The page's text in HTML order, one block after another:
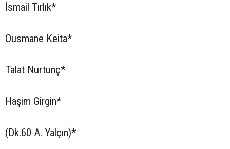
İsmail Tırlık*
Ousmane Keita*
Talat Nurtunç*
Haşim Girgin*
(Dk.60 A. Yalçın)*